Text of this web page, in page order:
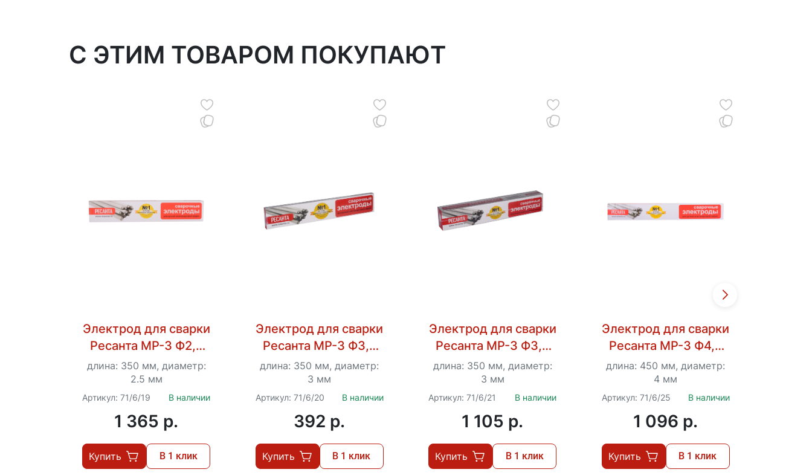
C ЭТИМ ТОВАРОМ ПОКУПАЮТ
Электрод для сварки
Ресанта МР-3 Ф2,5
Пачка 3 кг
длина: 350 мм, диаметр:
2.5 мм
Артикул: 71/6/19 В наличии
1 365 p.
Купить В 1 клик
Электрод для сварки
Ресанта МР-3 Ф3,0
Пачка 1 кг
длина: 350 мм, диаметр:
3 мм
Артикул: 71/6/20 В наличии
392 p.
Купить В 1 клик
Электрод для сварки
Ресанта МР-3 Ф3,0
Пачка 3 кг
длина: 350 мм, диаметр:
3 мм
Артикул: 71/6/21 В наличии
1 105 p.
Купить В 1 клик
Электрод для сварки
Ресанта МР-3 Ф4,0
Пачка 3 кг
длина: 450 мм, диаметр:
4 мм
Артикул: 71/6/25 В наличии
1 096 p.
Купить В 1 клик